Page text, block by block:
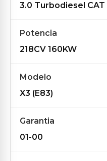
3.0 Turbodiesel CAT
Potencia
218CV 160KW
Modelo
X3 (E83)
Garantia
01-00